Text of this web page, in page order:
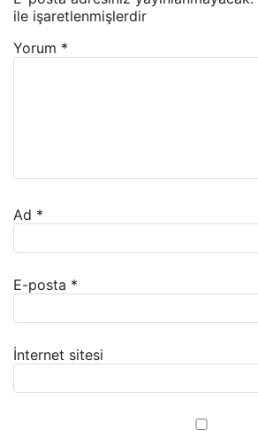
ile işaretlenmişlerdir
Yorum *
Ad *
E-posta *
İnternet sitesi